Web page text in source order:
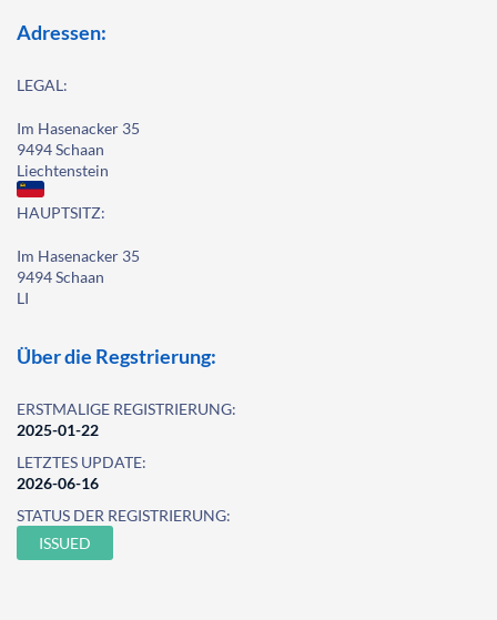
Adressen:
LEGAL:
Im Hasenacker 35
9494 Schaan
Liechtenstein
HAUPTSITZ:
Im Hasenacker 35
9494 Schaan
LI
Über die Regstrierung:
ERSTMALIGE REGISTRIERUNG:
2025-01-22
LETZTES UPDATE:
2026-06-16
STATUS DER REGISTRIERUNG:
ISSUED